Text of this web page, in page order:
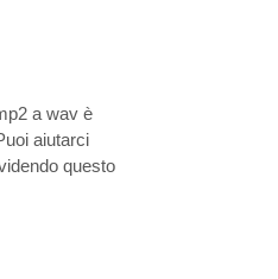
a wav è
aiutarci
questo